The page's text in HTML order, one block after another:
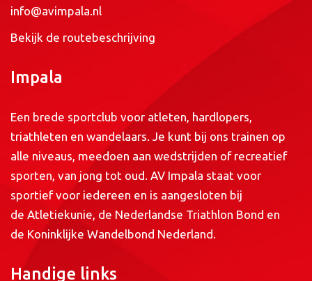
info@avimpala.nl
Bekijk de routebeschrijving
Impala
Een brede sportclub voor atleten, hardlopers,
triathleten en wandelaars. Je kunt bij ons trainen op
alle niveaus, meedoen aan wedstrijden of recreatief
sporten, van jong tot oud. AV Impala staat voor
sportief voor iedereen en is aangesloten bij
de Atletiekunie, de Nederlandse Triathlon Bond en
de Koninklijke Wandelbond Nederland.
Handige links